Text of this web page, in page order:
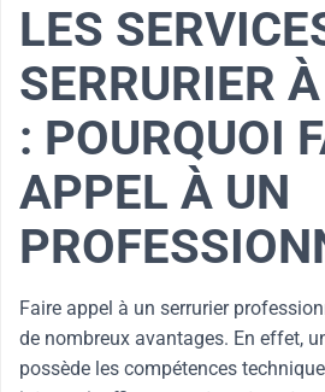
LES
SERRURIER
: POURQUOI
APPEL À UN
Faire appel à un serrurier
de nombreux avantages. En effet,
possède les compétences